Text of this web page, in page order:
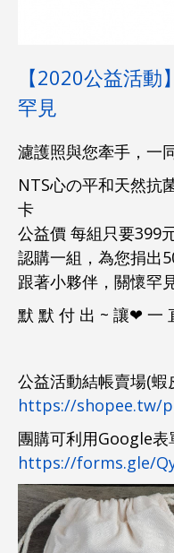
【2020公益活
罕見
濾護照與您牽手，一
NTS心の平和天然抗
卡
公益價 每組只要399
認購一組，為您捐出
跟著小夥伴，關懷罕
默 默 付 出 ~ 讓❤ 一
公益活動結帳賣場(蝦
https://shopee.tw/
團購可利用Google表
https://forms.gle/